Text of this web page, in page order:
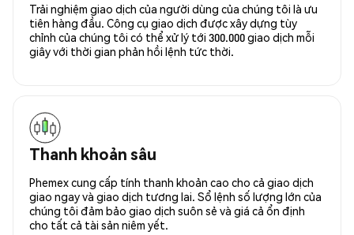
Trải nghiệm giao dịch của người dùng của chúng tôi là ưu
tiên hàng đầu. Công cụ giao dịch được xây dựng tùy
chỉnh của chúng tôi có thể xử lý tới 300.000 giao dịch mỗi
giây với thời gian phản hồi lệnh tức thời.
Thanh khoản sâu
Phemex cung cấp tính thanh khoản cao cho cả giao dịch
giao ngay và giao dịch tương lai. Sổ lệnh số lượng lớn của
chúng tôi đảm bảo giao dịch suôn sẻ và giá cả ổn định
cho tất cả tài sản niêm yết.